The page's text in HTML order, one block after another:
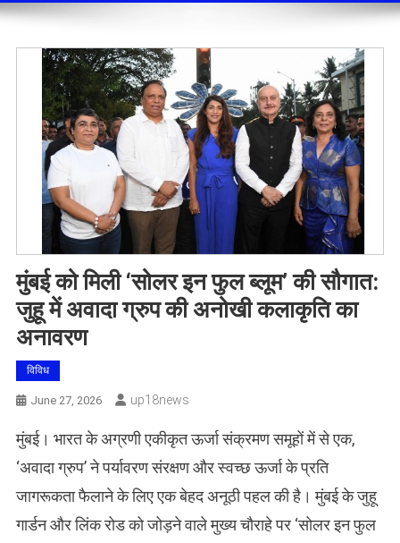
मुंबई को मिली ‘सोलर इन फुल ब्लूम’ की सौगात:
जुहू में अवादा ग्रुप की अनोखी कलाकृति का
अनावरण
विविध
June 27, 2026 Up18news
मुंबई। भारत के अग्रणी एकीकृत ऊर्जा संक्रमण समूहों में से एक,
‘अवादा ग्रुप’ ने पर्यावरण संरक्षण और स्वच्छ ऊर्जा के प्रति
जागरूकता फैलाने के लिए एक बेहद अनूठी पहल की है। मुंबई के जुहू
गार्डन और लिंक रोड को जोड़ने वाले मुख्य चौराहे पर ‘सोलर इन फुल